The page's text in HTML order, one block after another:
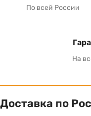
По всей России
На
Доставка по